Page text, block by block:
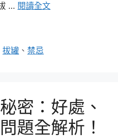
… 閱讀全文
拔罐 、禁忌
密：好處、
題全解析！